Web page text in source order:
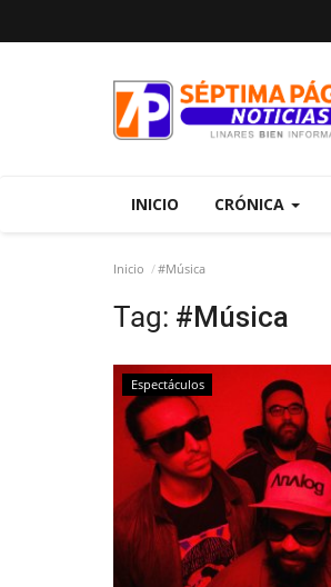
INICIO CRÓNICA
Inicio #Música
Tag: #Música
Espectáculos